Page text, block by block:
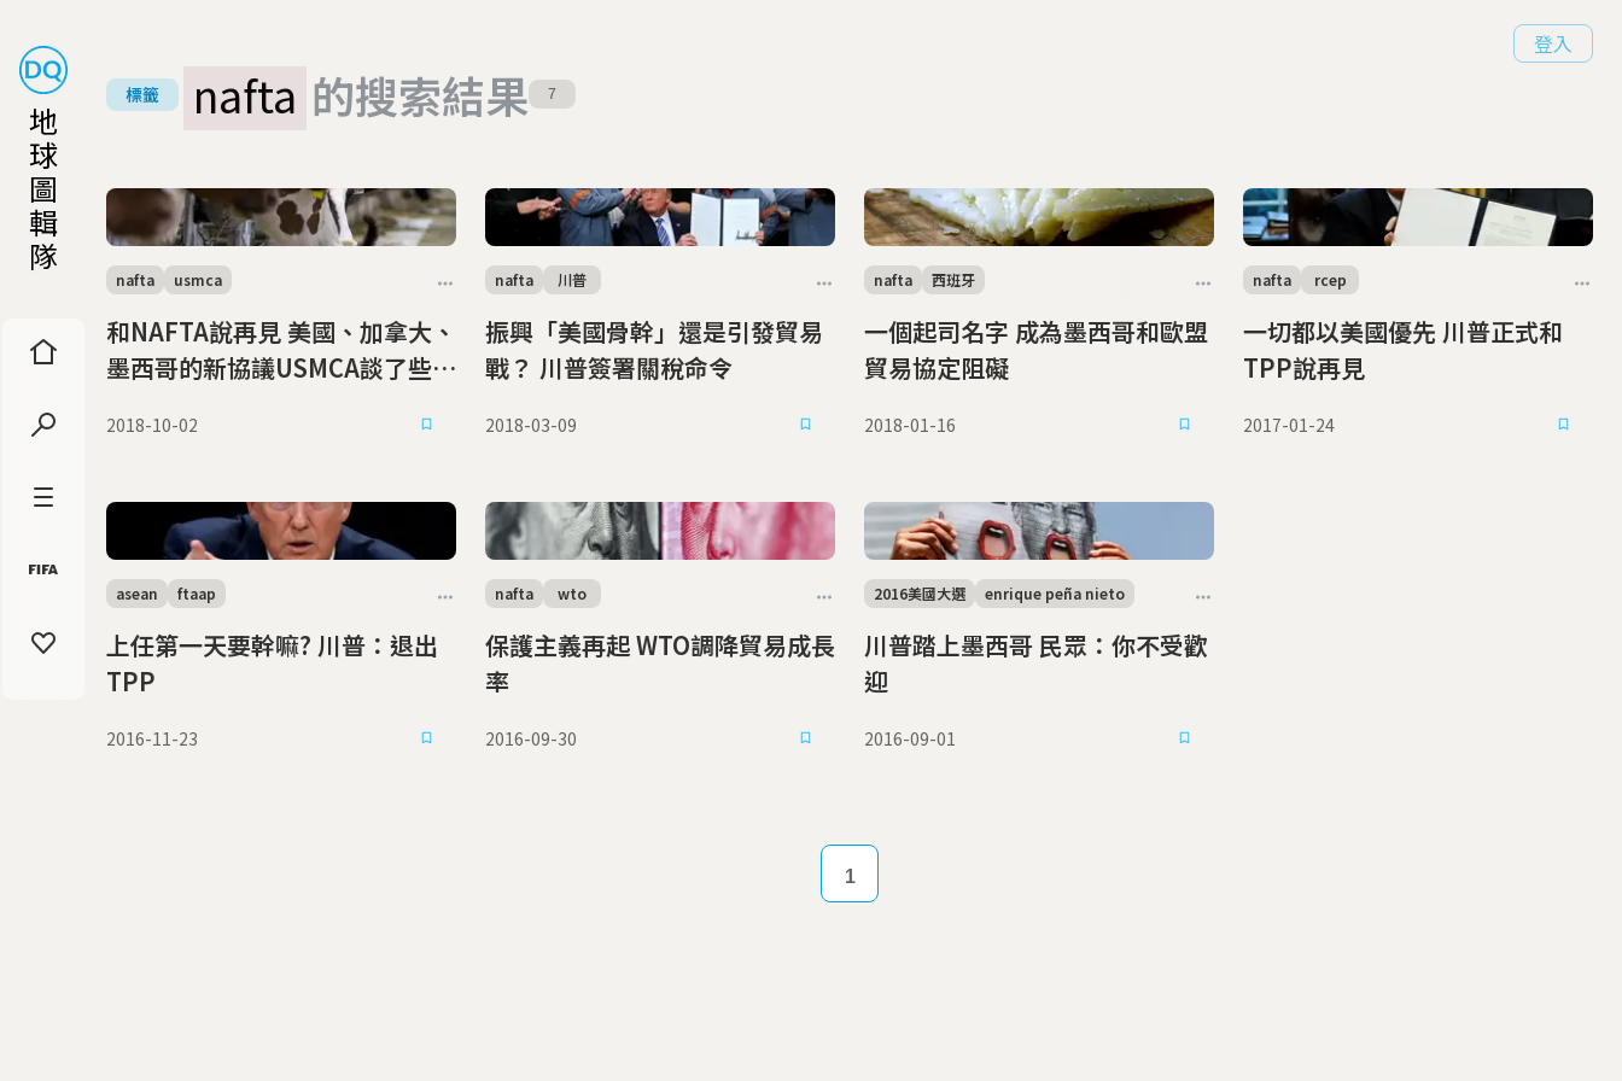
地
球
圖
輯
隊
登入
標籤 nafta 的搜索結果 7
和NAFTA說再見 美國、加拿大、
墨西哥的新協議USMCA談了些什
nafta usmca
2018-10-02
振興「美國骨幹」還是引發貿易
戰？ 川普簽署關稅命令
nafta 川普
2018-03-09
一個起司名字 成為墨西哥和歐盟
貿易協定阻礙
nafta 西班牙
2018-01-16
一切都以美國優先 川普正式和
TPP說再見
nafta rcep
2017-01-24
上任第一天要幹嘛? 川普：退出
TPP
asean ftaap
2016-11-23
保護主義再起 WTO調降貿易成長
率
nafta wto
2016-09-30
川普踏上墨西哥 民眾：你不受歡
迎
2016美國大選 enrique peña nieto
2016-09-01
1